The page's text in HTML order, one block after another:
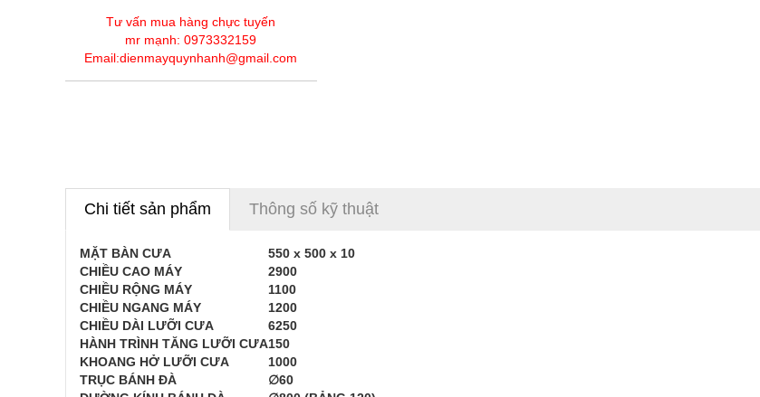
Tư vấn mua hàng chực tuyến
mr mạnh: 0973332159
Email:dienmayquynhanh@gmail.com
Chi tiết sản phẩm Thông số kỹ thuật
MẶT BÀN CƯA
550 x 500 x 10
CHIỀU CAO MÁY
2900
CHIỀU RỘNG MÁY
1100
CHIỀU NGANG MÁY
1200
CHIỀU DÀI LƯỠI CƯA
6250
HÀNH TRÌNH TĂNG LƯỠI CƯA150
KHOANG HỞ LƯỠI CƯA
1000
TRỤC BÁNH ĐÀ
∅60